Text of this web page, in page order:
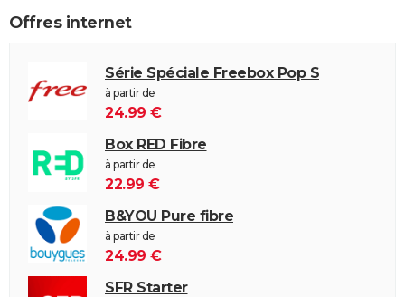
Offres internet
Série Spéciale Freebox Pop S
à partir de
24.99 €
Box RED Fibre
à partir de
22.99 €
B&YOU Pure fibre
à partir de
24.99 €
SFR Starter